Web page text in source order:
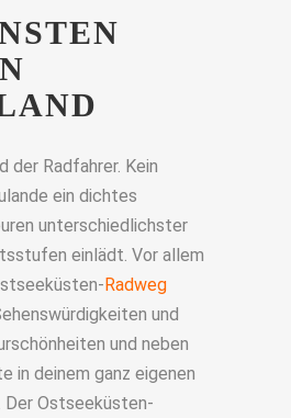
der Radfahrer. Kein
ein dichtes
unterschiedlichster
einlädt. Vor allem
Radweg
und
und neben
in deinem ganz eigenen
Der Ostseeküsten-